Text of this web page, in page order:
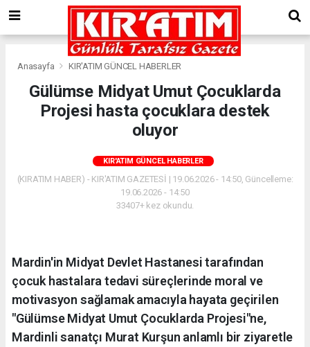
Anasayfa KIR'ATIM GÜNCEL HABERLER
Gülümse Midyat Umut Çocuklarda
Projesi hasta çocuklara destek
oluyor
KIR'ATIM GÜNCEL HABERLER
(KIRATIM HABER) - KIR'ATIM GAZETESİ | 19.06.2026 - 14:50, Güncelleme:
19.06.2026 - 14:50
33407+ kez okundu.
Mardin'in Midyat Devlet Hastanesi tarafından
çocuk hastalara tedavi süreçlerinde moral ve
motivasyon sağlamak amacıyla hayata geçirilen
"Gülümse Midyat Umut Çocuklarda Projesi"ne,
Mardinli sanatçı Murat Kurşun anlamlı bir ziyaretle